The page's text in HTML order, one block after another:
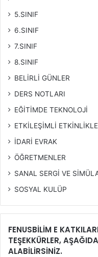
5.SINIF
6.SINIF
7.SINIF
8.SINIF
BELİRLİ GÜNLER
DERS NOTLARI
EĞİTİMDE TEKNOLOJİ
ETKİLEŞİMLİ
İDARİ EVRAK
ÖĞRETMENLER
SANAL SERGİ VE
SOSYAL KULÜP
FENUSBİLİM E
TEŞEKKÜRLER,
ALABİLİRSİNİZ.